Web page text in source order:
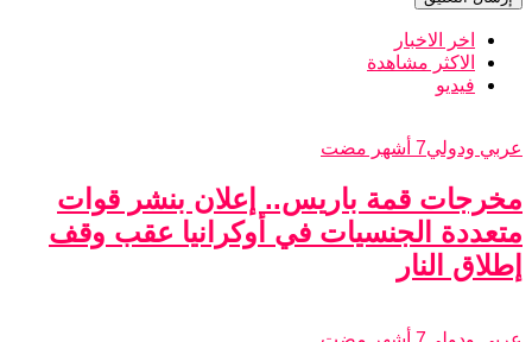
اخر الاخبار
الاكثر مشاهدة
فيديو
عربي ودولي7 أشهر مضت
مخرجات قمة باريس.. إعلان بنشر قوات
متعددة الجنسيات في أوكرانيا عقب وقف
إطلاق النار